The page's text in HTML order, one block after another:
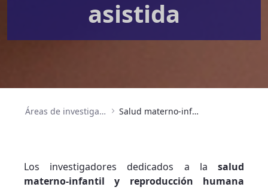
asistida
Áreas de investigación Salud materno-infantil y reproducción asistida
Los investigadores dedicados a la salud
materno-infantil y reproducción humana